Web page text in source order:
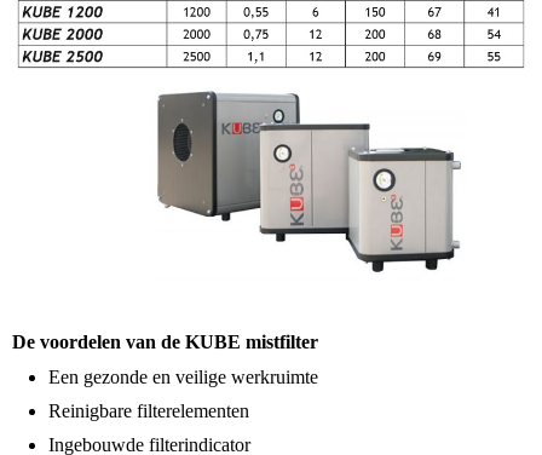
De voordelen van de KUBE mistfilter
Een gezonde en veilige werkruimte
Reinigbare filterelementen
Ingebouwde filterindicator